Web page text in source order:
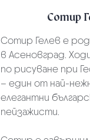
Сотир
Сотир Гелев е
в Асеновград.
по рисуване при
– един от най-
елегантни
пейзажисти.